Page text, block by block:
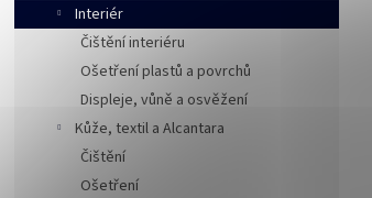
Interiér
Čištění interiéru
Ošetření plastů a povrchů
Displeje, vůně a osvěžení
Kůže, textil a Alcantara
Čištění
Ošetření